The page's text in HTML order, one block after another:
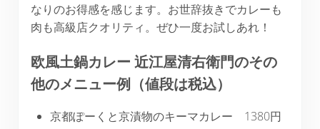
なりのお得感を感じます。お世辞抜きでカレーも
肉も高級店クオリティ。ぜひ一度お試しあれ！
欧風土鍋カレー 近江屋清右衛門のその
他のメニュー例（値段は税込）
京都ぽーくと京漬物のキーマカレー 1380円